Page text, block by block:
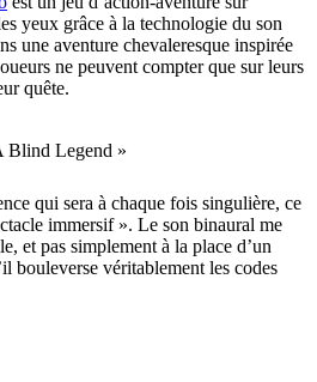
yeux grâce à la technologie du son
une aventure chevaleresque inspirée
ne peuvent compter que sur leurs
quête.
Blind Legend »
qui sera à chaque fois singulière, ce
immersif ». Le son binaural me
et pas simplement à la place d’un
bouleverse véritablement les codes